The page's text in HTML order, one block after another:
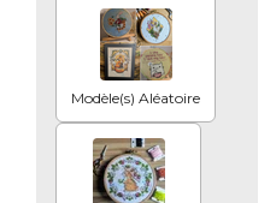
Modèle(s) Aléatoire